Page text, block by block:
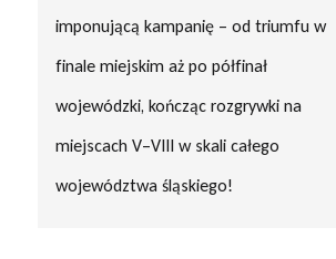
imponującą kampanię – od triumfu w
finale miejskim aż po półfinał
wojewódzki, kończąc rozgrywki na
miejscach V–VIII w skali całego
województwa śląskiego!